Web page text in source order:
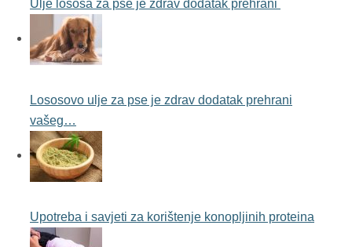
Ulje lososa za pse je zdrav dodatak prehrani
Lososovo ulje za pse je zdrav dodatak prehrani
vašeg…
Upotreba i savjeti za korištenje konopljinih proteina